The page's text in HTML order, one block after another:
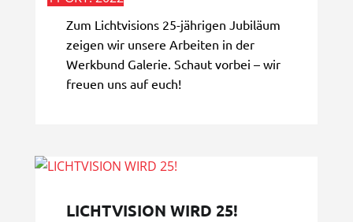
Zum Lichtvisions 25-jährigen Jubiläum
zeigen wir unsere Arbeiten in der
Werkbund Galerie. Schaut vorbei – wir
freuen uns auf euch!
LICHTVISION WIRD 25!